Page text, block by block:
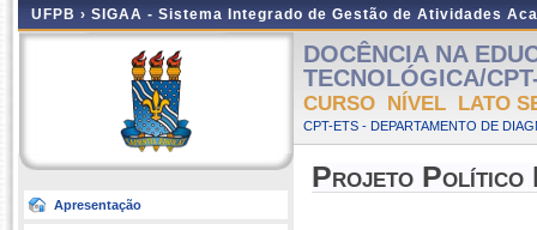
UFPB › SIGAA - Sistema Integrado de Gestão de Atividades
Apresentação
DOCÊNCIA NA
TECNOLÓGICA/
CURSO NÍVEL LATO
CPT-ETS - DEPARTAMENTO DE
Projeto Político